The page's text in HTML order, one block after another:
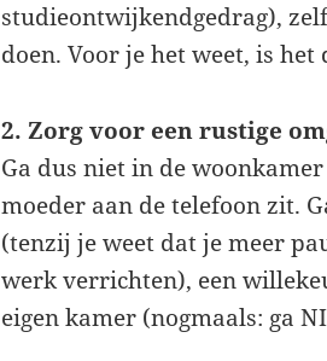
studieontwijkendgedrag),
doen. Voor je het weet, is het
2. Zorg voor een rustige
Ga dus niet in de
moeder aan de telefoon zit.
(tenzij je weet dat je meer
werk verrichten), een
eigen kamer (nogmaals: ga